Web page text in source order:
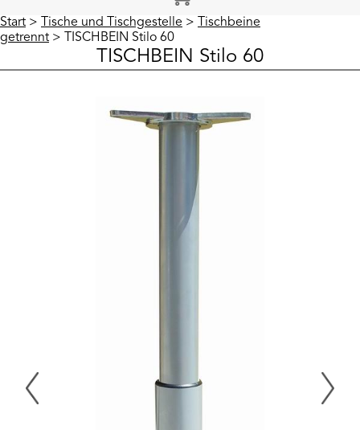
Start > Tische und Tischgestelle > Tischbeine
getrennt > TISCHBEIN Stilo 60
TISCHBEIN Stilo 60